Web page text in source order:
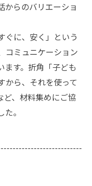
からのバリエーショ
ぐに、安く」という
コミュニケーション
ます。折角「子ども
から、それを使って
ど、材料集めにご協
。